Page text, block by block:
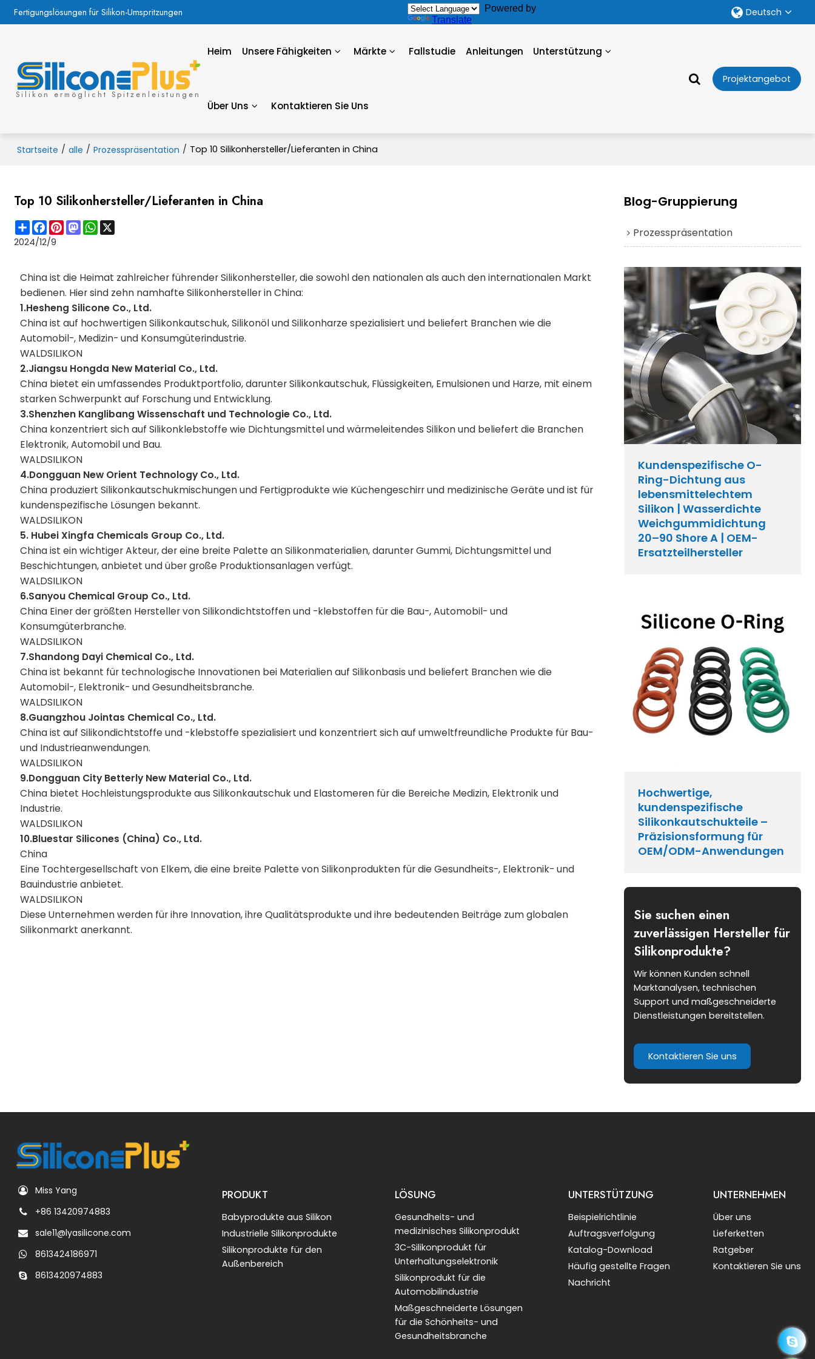
Powered by
Translate
Fertigungslösungen für Silikon-Umspritzungen Deutsch
Silikon ermöglicht Spitzenleistungen
Heim Unsere Fähigkeiten Märkte Fallstudie Anleitungen Unterstützung
Über Uns Kontaktieren Sie Uns
Projektangebot
Startseite / alle / Prozesspräsentation / Top 10 Silikonhersteller/Lieferanten in China
Top 10 Silikonhersteller/Lieferanten in China
ShareFacebook
PinterestMastodon
WhatsApp
2024/12/9
China ist die Heimat zahlreicher führender Silikonhersteller, die sowohl den nationalen als auch den internationalen Markt
bedienen. Hier sind zehn namhafte Silikonhersteller in China:
1.Hesheng Silicone Co., Ltd.
Chinaist auf hochwertigen Silikonkautschuk, Silikonöl und Silikonharze spezialisiert und beliefert Branchen wie die
Automobil-, Medizin- und Konsumgüterindustrie.
WALDSILIKON
2.Jiangsu Hongda New Material Co., Ltd.
China bietet ein umfassendes Produktportfolio, darunter Silikonkautschuk, Flüssigkeiten, Emulsionen und Harze, mit einem
starken Schwerpunkt auf Forschung und Entwicklung.
3.Shenzhen Kanglibang Wissenschaft und Technologie Co., Ltd.
China konzentriert sich auf Silikonklebstoffe wie Dichtungsmittel und wärmeleitendes Silikon und beliefert die Branchen
Elektronik, Automobil und Bau.
WALDSILIKON
4.Dongguan New Orient Technology Co., Ltd.
China produziert Silikonkautschukmischungen und Fertigprodukte wie Küchengeschirr und medizinische Geräte und ist für
kundenspezifische Lösungen bekannt.
WALDSILIKON
5. Hubei Xingfa Chemicals Group Co., Ltd.
Chinaist ein wichtiger Akteur, der eine breite Palette an Silikonmaterialien, darunter Gummi, Dichtungsmittel und
Beschichtungen, anbietet und über große Produktionsanlagen verfügt.
WALDSILIKON
6.Sanyou Chemical Group Co., Ltd.
China Einer der größten Hersteller von Silikondichtstoffen und -klebstoffen für die Bau-, Automobil- und
Konsumgüterbranche.
WALDSILIKON
7.Shandong Dayi Chemical Co., Ltd.
Chinaist bekannt für technologische Innovationen bei Materialien auf Silikonbasis und beliefert Branchen wie die
Automobil-, Elektronik- und Gesundheitsbranche.
WALDSILIKON
8.Guangzhou Jointas Chemical Co., Ltd.
Chinaist auf Silikondichtstoffe und -klebstoffe spezialisiert und konzentriert sich auf umweltfreundliche Produkte für Bau-
und Industrieanwendungen.
WALDSILIKON
9.Dongguan City Betterly New Material Co., Ltd.
China bietet Hochleistungsprodukte aus Silikonkautschuk und Elastomeren für die Bereiche Medizin, Elektronik und
Industrie.
WALDSILIKON
10.Bluestar Silicones (China) Co., Ltd.
China
Eine Tochtergesellschaft von Elkem, die eine breite Palette von Silikonprodukten für die Gesundheits-, Elektronik- und
Bauindustrie anbietet.
WALDSILIKON
Diese Unternehmen werden für ihre Innovation, ihre Qualitätsprodukte und ihre bedeutenden Beiträge zum globalen
Silikonmarkt anerkannt.
Blog-Gruppierung
Prozesspräsentation
Kundenspezifische O-
Ring-Dichtung aus
lebensmittelechtem
Silikon | Wasserdichte
Weichgummidichtung
20–90 Shore A | OEM-
Ersatzteilhersteller
Hochwertige,
kundenspezifische
Silikonkautschukteile –
Präzisionsformung für
OEM/ODM-Anwendungen
Sie suchen einen
zuverlässigen Hersteller für
Silikonprodukte?
Wir können Kunden schnell
Marktanalysen, technischen
Support und maßgeschneiderte
Dienstleistungen bereitstellen.
Kontaktieren Sie uns
Miss Yang
+86 13420974883
sale11@lyasilicone.com
8613424186971
8613420974883
PRODUKT
Babyprodukte aus Silikon
Industrielle Silikonprodukte
Silikonprodukte für den
Außenbereich
LÖSUNG
Gesundheits- und
medizinisches Silikonprodukt
3C-Silikonprodukt für
Unterhaltungselektronik
Silikonprodukt für die
Automobilindustrie
Maßgeschneiderte Lösungen
für die Schönheits- und
Gesundheitsbranche
UNTERSTÜTZUNG
Beispielrichtlinie
Auftragsverfolgung
Katalog-Download
Häufig gestellte Fragen
Nachricht
UNTERNEHMEN
Über uns
Lieferketten
Ratgeber
Kontaktieren Sie uns